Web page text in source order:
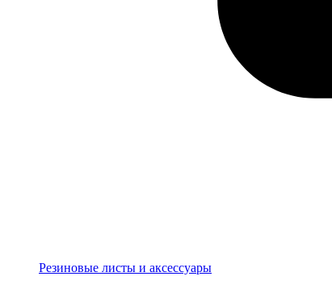
Резиновые листы и аксессуары